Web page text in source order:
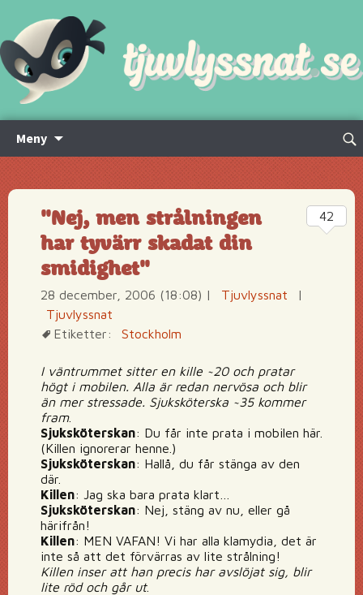
Meny
innehåll
Sök
"Nej, men strålningen
har tyvärr skadat din
smidighet"
28 december, 2006 (18:08) | Tjuvlyssnat
|
Tjuvlyssnat
Etiketter:
Stockholm
I väntrummet sitter en kille ~20 och pratar
högt i mobilen. Alla är redan nervösa och blir
än mer stressade. Sjuksköterska ~35 kommer
fram.
Sjuksköterskan: Du får inte prata i mobilen här.
(Killen ignorerar henne.)
Sjuksköterskan: Hallå, du får stänga av den
där.
Killen: Jag ska bara prata klart…
Sjuksköterskan: Nej, stäng av nu, eller gå
härifrån!
Killen: MEN VAFAN! Vi har alla klamydia, det är
inte så att det förvärras av lite strålning!
Killen inser att han precis har avslöjat sig, blir
lite röd och går ut.
42